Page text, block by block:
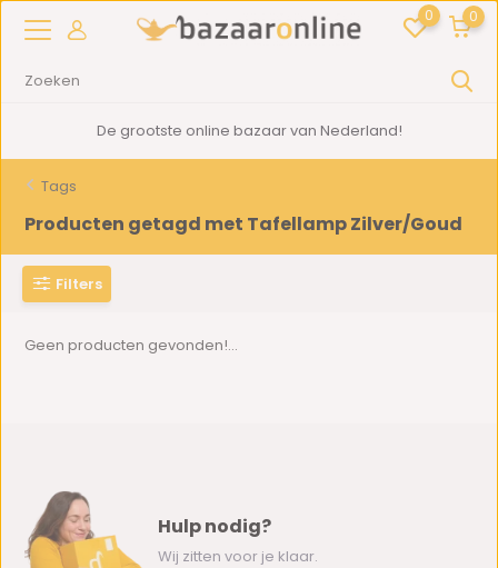
0 0
De grootste online bazaar van Nederland!
Tags
Producten getagd met Tafellamp Zilver/Goud
Filters
Geen producten gevonden!...
Hulp nodig?
Wij zitten voor je klaar.